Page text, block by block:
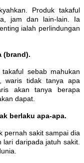
Produk takaful
jam dan lain-lain. Ia
ialah perlindungan
(brand).
sebab mahukan
waris tidak tanya apa
akan tanya berapa
dapat.
berlaku apa-apa.
pernah sakit sampai dia
daripada jatuh sakit.